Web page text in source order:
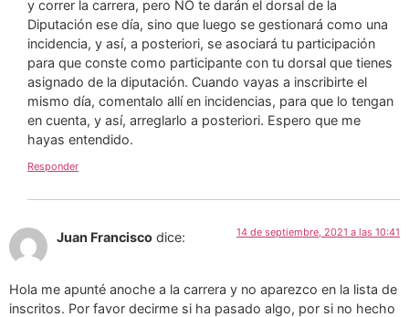
y correr la carrera, pero NO te darán el dorsal de la
Diputación ese día, sino que luego se gestionará como una
incidencia, y así, a posteriori, se asociará tu participación
para que conste como participante con tu dorsal que tienes
asignado de la diputación. Cuando vayas a inscribirte el
mismo día, comentalo allí en incidencias, para que lo tengan
en cuenta, y así, arreglarlo a posteriori. Espero que me
hayas entendido.
Responder
Juan Francisco dice: 14 de septiembre, 2021 a las 10:41
Hola me apunté anoche a la carrera y no aparezco en la lista de
inscritos. Por favor decirme si ha pasado algo, por si no hecho